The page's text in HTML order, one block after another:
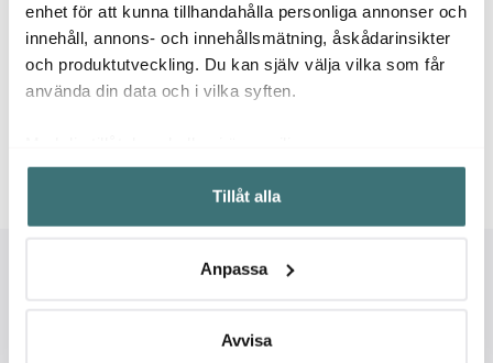
enhet för att kunna tillhandahålla personliga annonser och
innehåll, annons- och innehållsmätning, åskådarinsikter
och produktutveckling. Du kan själv välja vilka som får
använda din data och i vilka syften.
Samla in information om din geografiska plats som
kan ha en noggrannhet på upp till flera meter
Identifiera din enhet genom att aktivt skanna den för
Ta reda på mer om hur dina personliga uppgifter
Du kan ändra eller dra tillbaka ditt samtycke när som
Tillåt alla
Anpassa
Avvisa
Relaterade sidor